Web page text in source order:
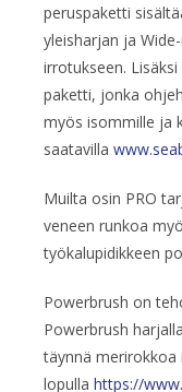
peruspaketti
yleisharjan ja
irrotukseen.
paketti, jonka
myös isommille ja
saatavilla
Muilta osin PRO
veneen runkoa
työkalupidikkeen
Powerbrush on
Powerbrush
täynnä merirokkoa
lopulla https://